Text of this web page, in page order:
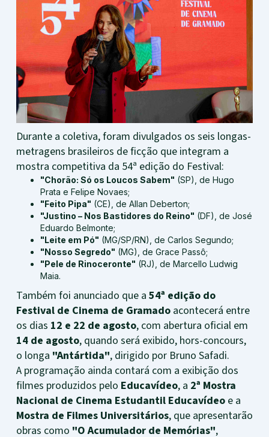
Durante a coletiva, foram divulgados os seis longas-
metragens brasileiros de ficção que integram a
mostra competitiva da 54ª edição do Festival:
"Chorão: Só os Loucos Sabem" (SP), de Hugo
Prata e Felipe Novaes;
"Feito Pipa" (CE), de Allan Deberton;
"Justino – Nos Bastidores do Reino" (DF), de José
Eduardo Belmonte;
"Leite em Pó" (MG/SP/RN), de Carlos Segundo;
"Nosso Segredo" (MG), de Grace Passô;
"Pele de Rinoceronte" (RJ), de Marcello Ludwig
Maia.
Também foi anunciado que a 54ª edição do
Festival de Cinema de Gramadoacontecerá entre
os dias 12 e 22 de agosto, com abertura oficial em
14 de agosto, quando será exibido, hors-concours,
o longa "Antártida", dirigido por Bruno Safadi.
A programação ainda contará com a exibição dos
filmes produzidos pelo Educavídeo, a 2ª Mostra
Nacional de Cinema Estudantil Educavídeoe a
Mostra de Filmes Universitários, que apresentarão
obras como "O Acumulador de Memórias",